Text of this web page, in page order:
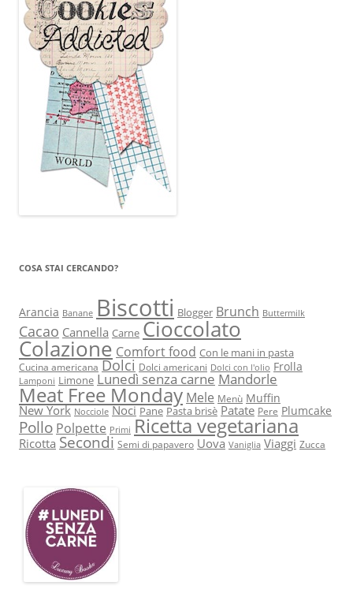
COSA STAI CERCANDO?
Arancia Banane Biscotti Blogger Brunch Buttermilk
Cacao Cannella Carne Cioccolato
Colazione Comfort food Con le mani in pasta
Cucina americana Dolci Dolci americani Dolci con l'olio Frolla
Lamponi Limone Lunedì senza carneMandorle
Meat Free Monday Mele Menù Muffin
New York Nocciole Noci Pane Pasta brisè Patate Pere Plumcake
Pollo Polpette Primi Ricetta vegetariana
Ricotta Secondi Semi di papavero Uova Vaniglia Viaggi Zucca